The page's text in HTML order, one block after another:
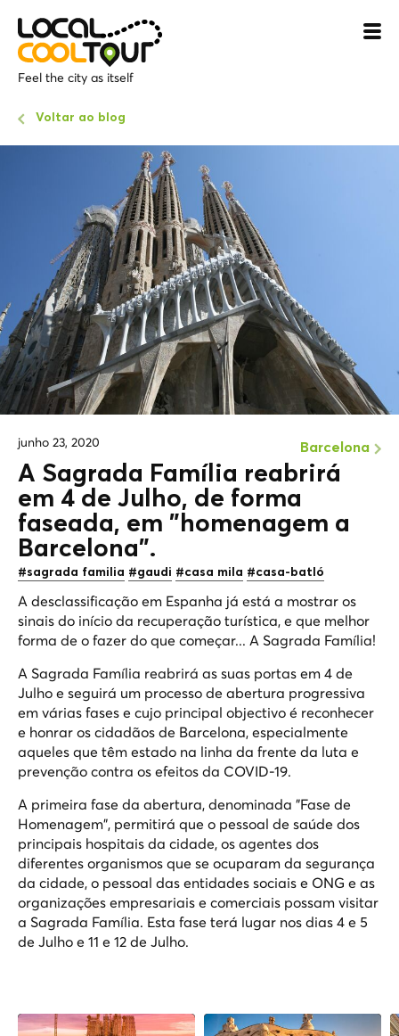
Feel the city as itself
Voltar ao blog
junho 23, 2020 Barcelona
A Sagrada Família reabrirá
em 4 de Julho, de forma
faseada, em "homenagem a
Barcelona".
#sagrada familia #gaudi #casa mila #casa-batló
A desclassificação em Espanha já está a mostrar os
sinais do início da recuperação turística, e que melhor
forma de o fazer do que começar... A Sagrada Família!
A Sagrada Família reabrirá as suas portas em 4 de
Julho e seguirá um processo de abertura progressiva
em várias fases e cujo principal objectivo é reconhecer
e honrar os cidadãos de Barcelona, especialmente
aqueles que têm estado na linha da frente da luta e
prevenção contra os efeitos da COVID-19.
A primeira fase da abertura, denominada "Fase de
Homenagem", permitirá que o pessoal de saúde dos
principais hospitais da cidade, os agentes dos
diferentes organismos que se ocuparam da segurança
da cidade, o pessoal das entidades sociais e ONG e as
organizações empresariais e comerciais possam visitar
a Sagrada Família. Esta fase terá lugar nos dias 4 e 5
de Julho e 11 e 12 de Julho.